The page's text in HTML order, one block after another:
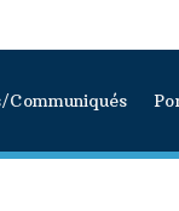
Communiqués